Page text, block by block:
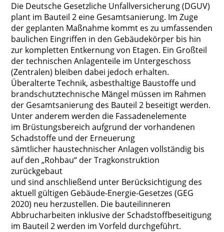
Die Deutsche Gesetzliche Unfallversicherung (DGUV)
plant im Bauteil 2 eine Gesamtsanierung. Im Zuge
der geplanten Maßnahme kommt es zu umfassenden
baulichen Eingriffen in den Gebäudekörper bis hin
zur kompletten Entkernung von Etagen. Ein Großteil
der technischen Anlagenteile im Untergeschoss
(Zentralen) bleiben dabei jedoch erhalten.
Überalterte Technik, asbesthaltige Baustoffe und
brandschutztechnische Mängel müssen im Rahmen
der Gesamtsanierung des Bauteil 2 beseitigt werden.
Unter anderem werden die Fassadenelemente
im Brüstungsbereich aufgrund der vorhandenen
Schadstoffe und der Erneuerung
sämtlicher haustechnischer Anlagen vollständig bis
auf den „Rohbau“ der Tragkonstruktion
zurückgebaut
und sind anschließend unter Berücksichtigung des
aktuell gültigen Gebäude-Energie-Gesetzes (GEG
2020) neu herzustellen. Die bauteilinneren
Abbrucharbeiten inklusive der Schadstoffbeseitigung
im Bauteil 2 werden im Vorfeld durchgeführt.